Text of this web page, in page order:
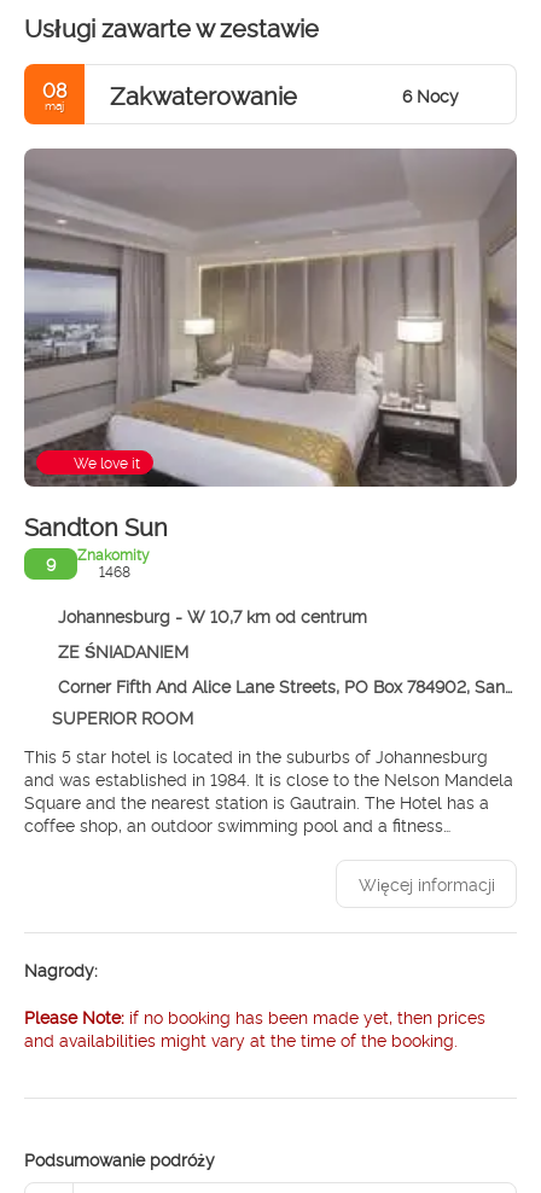
Usługi zawarte w zestawie
08
maj Zakwaterowanie 6 Nocy
We love it
Sandton Sun
9
Znakomity
1468
Johannesburg - W 10,7 km od centrum
ZE ŚNIADANIEM
Corner Fifth And Alice Lane Streets, PO Box 784902, Sandton, Johannesburg 2146
SUPERIOR ROOM
This 5 star hotel is located in the suburbs of Johannesburg
and was established in 1984. It is close to the Nelson Mandela
Square and the nearest station is Gautrain. The Hotel has a
coffee shop, an outdoor swimming pool and a fitness
hairdryer, safe, trouser press and air conditioning.
Więcej informacji
Nagrody:
Please Note: if no booking has been made yet, then prices
and availabilities might vary at the time of the booking.
Podsumowanie podróży